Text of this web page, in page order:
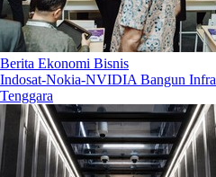
Berita Ekonomi Bisnis
Indosat-Nokia-NVIDIA Bangun
Tenggara